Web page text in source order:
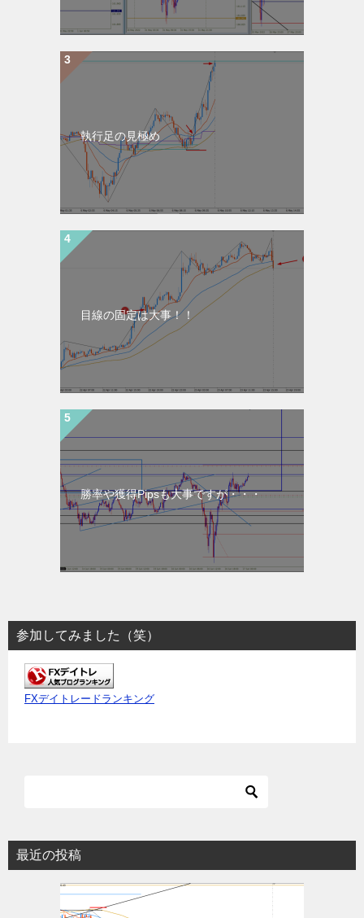
執行足の見極め
目線の固定は大事！！
勝率や獲得Pipsも大事ですが・・・
参加してみました（笑）
FXデイトレードランキング
最近の投稿